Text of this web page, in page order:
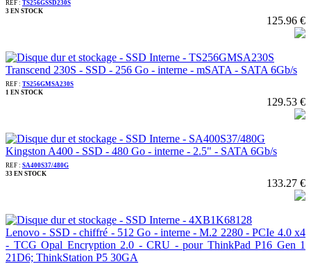
REF : TS256GSSD230S
3 EN STOCK
125.96 €
Transcend 230S - SSD - 256 Go - interne - mSATA - SATA 6Gb/s
REF : TS256GMSA230S
1 EN STOCK
129.53 €
Kingston A400 - SSD - 480 Go - interne - 2.5" - SATA 6Gb/s
REF : SA400S37/480G
33 EN STOCK
133.27 €
Lenovo - SSD - chiffré - 512 Go - interne - M.2 2280 - PCIe 4.0 x4
- TCG Opal Encryption 2.0 - CRU - pour ThinkPad P16 Gen 1
21D6; ThinkStation P5 30GA